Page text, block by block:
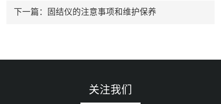
下一篇： 固结仪的注意事项和维护保养
关注我们